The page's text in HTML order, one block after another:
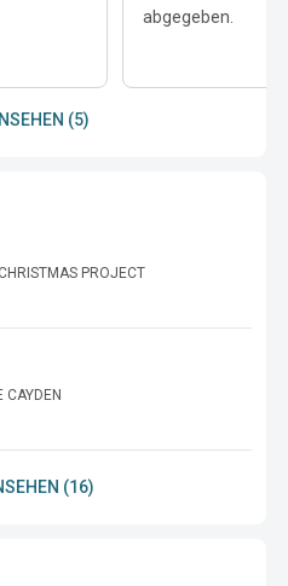
abgegeben.
(5)
PROJECT
(16)